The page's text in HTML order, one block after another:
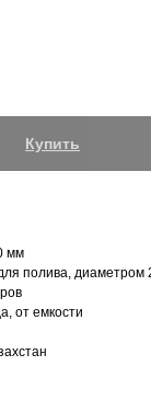
Купить
мм
полива,
от емкости